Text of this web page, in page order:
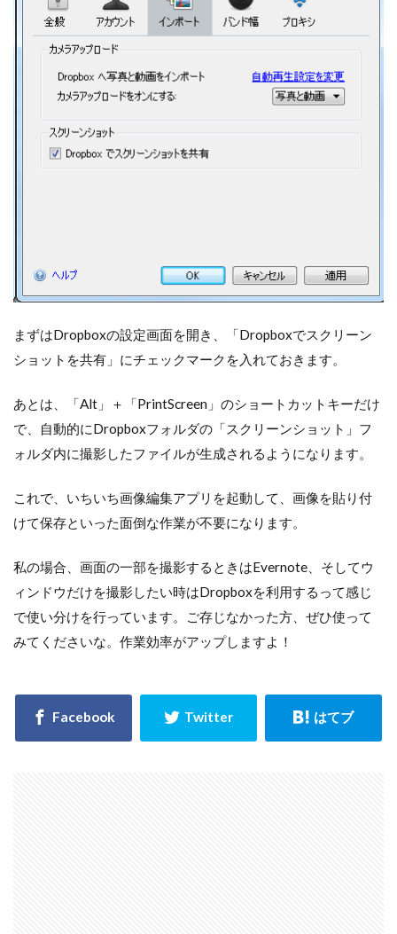
まずはDropboxの設定画面を開き、「Dropboxでスクリーン
ショットを共有」にチェックマークを入れておきます。
あとは、「Alt」＋「PrintScreen」のショートカットキーだけ
で、自動的にDropboxフォルダの「スクリーンショット」フ
ォルダ内に撮影したファイルが生成されるようになります。
これで、いちいち画像編集アプリを起動して、画像を貼り付
けて保存といった面倒な作業が不要になります。
私の場合、画面の一部を撮影するときはEvernote、そしてウ
ィンドウだけを撮影したい時はDropboxを利用するって感じ
で使い分けを行っています。ご存じなかった方、ぜひ使って
みてくださいな。作業効率がアップしますよ！